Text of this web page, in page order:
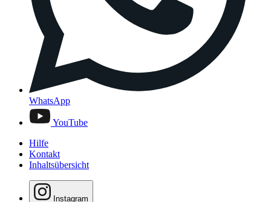
WhatsApp
YouTube
Hilfe
Kontakt
Inhaltsübersicht
Instagram